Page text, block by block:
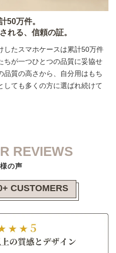
50万件。
れる、信頼の証。
したスマホケースは累計50万件
ちが一つひとつの品質に妥協せ
品質の高さから、自分用はもち
しても多くの方に選ばれ続けて
REVIEWS
の声
CUSTOMERS